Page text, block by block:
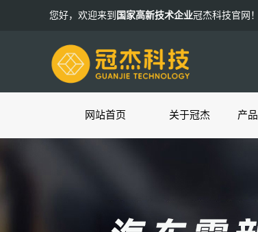
您好，欢迎来到 国家高新技术企业冠杰科技官网！
网站首页 关于冠杰 产